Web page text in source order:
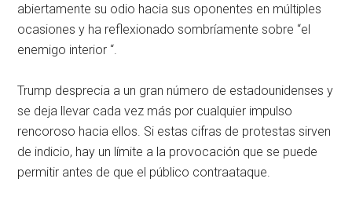
abiertamente su odio hacia sus oponentes en múltiples
ocasiones y ha reflexionado sombríamente sobre “el
enemigo interior “.
Trump desprecia a un gran número de estadounidenses y
se deja llevar cada vez más por cualquier impulso
rencoroso hacia ellos. Si estas cifras de protestas sirven
de indicio, hay un límite a la provocación que se puede
permitir antes de que el público contraataque.